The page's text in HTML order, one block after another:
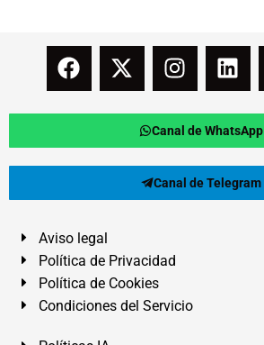
Canal de WhatsApp
Canal de Telegram
Aviso legal
Política de Privacidad
Política de Cookies
Condiciones del Servicio